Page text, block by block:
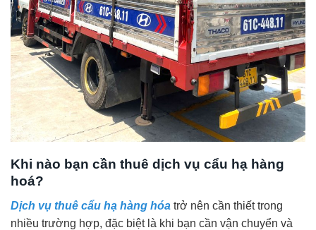
Khi nào bạn cần thuê dịch vụ cẩu hạ hàng
hoá?
Dịch vụ thuê cẩu hạ hàng hóa trở nên cần thiết trong
nhiều trường hợp, đặc biệt là khi bạn cần vận chuyển và